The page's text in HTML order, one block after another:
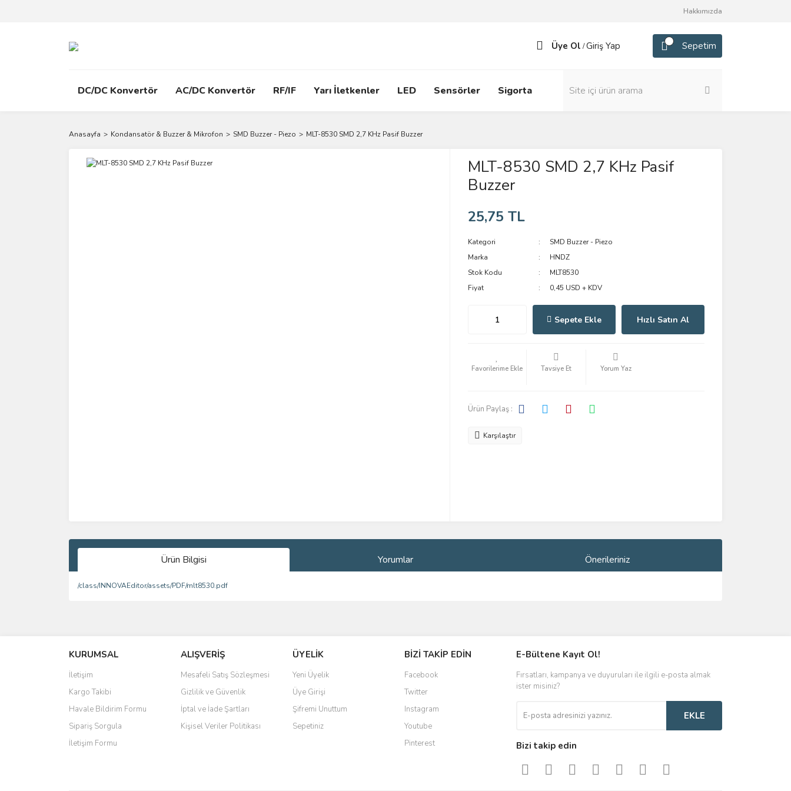
Hakkımızda
Üye Ol /Giriş Yap Sepetim
DC/DC Konvertör AC/DC Konvertör RF/IF Yarı İletkenler LED Sensörler Sigorta
Anasayfa Kondansatör & Buzzer & Mikrofon SMD Buzzer - Piezo MLT-8530 SMD 2,7 KHz Pasif Buzzer
MLT-8530 SMD 2,7 KHz Pasif
Buzzer
25,75 TL
Kategori
SMD Buzzer - Piezo
Marka
HNDZ
Stok Kodu
MLT8530
Fiyat
0,45 USD + KDV
Sepete Ekle Hızlı Satın Al
Tavsiye Et Yorum Yaz
Ürün Paylaş :
Karşılaştır
Ürün Bilgisi Yorumlar Önerileriniz
/class/INNOVAEditor/assets/PDF/mlt8530.pdf
Ürün resmi kalitesiz, bozuk veya görüntülenemiyor.
Ürün açıklamasında eksik bilgiler bulunuyor.
Ürün bilgilerinde hatalar bulunuyor.
Ürün fiyatı diğer sitelerden daha pahalı.
Bu ürüne benzer farklı alternatifler olmalı.
KURUMSAL
İletişim
Kargo Takibi
Havale Bildirim Formu
Sipariş Sorgula
İletişim Formu
ALIŞVERİŞ
Mesafeli Satış Sözleşmesi
Gizlilik ve Güvenlik
İptal ve İade Şartları
Kişisel Veriler Politikası
ÜYELİK
Yeni Üyelik
Üye Girişi
Şifremi Unuttum
Sepetiniz
BİZİ TAKİP EDİN
Facebook
Twitter
Instagram
Youtube
Pinterest
E-Bültene Kayıt Ol!
Fırsatları, kampanya ve duyuruları ile ilgili e-posta almak
ister misiniz?
EKLE
Bizi takip edin